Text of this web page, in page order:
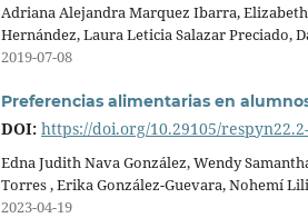
Adriana Alejandra Marquez Ibarra,
Hernández, Laura Leticia Salazar Preciado,
2019-07-08
Preferencias alimentarias en
DOI: https://doi.org/10.29105/
Edna Judith Nava González, Wendy
Torres , Erika González-Guevara, Nohemí
2023-04-19